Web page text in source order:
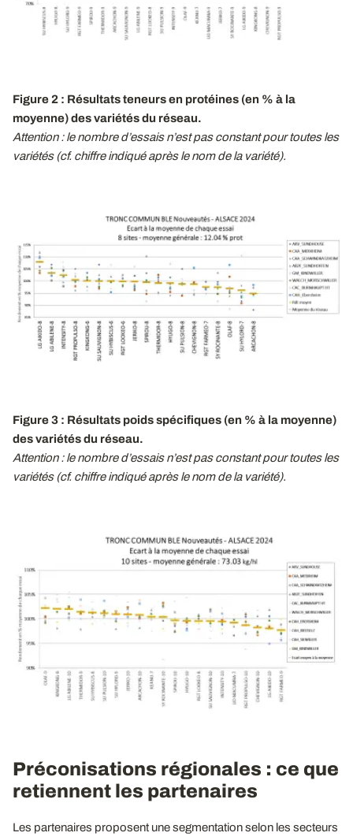
Figure 2 : Résultats teneurs en protéines (en % à la
moyenne) des variétés du réseau.
Attention : le nombre d’essais n’est pas constant pour toutes les
variétés (cf. chiffre indiqué après le nom de la variété).
Figure 3 : Résultats poids spécifiques (en % à la moyenne)
des variétés du réseau.
Attention : le nombre d’essais n’est pas constant pour toutes les
variétés (cf. chiffre indiqué après le nom de la variété).
Préconisations régionales : ce que
retiennent les partenaires
Les partenaires proposent une segmentation selon les secteurs